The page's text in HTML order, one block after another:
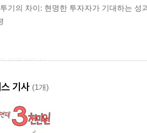
기의 차이: 현명한 투자자가 기대하는 성
인플레이션
100년사: 1972년 초의 주가
기사 (1개)